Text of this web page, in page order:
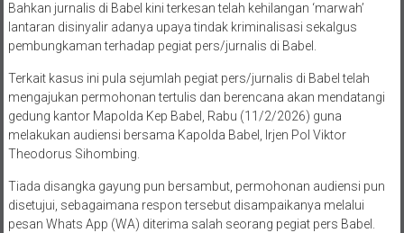
Bahkan jurnalis di Babel kini terkesan telah kehilangan ‘marwah’
lantaran disinyalir adanya upaya tindak kriminalisasi sekalgus
pembungkaman terhadap pegiat pers/jurnalis di Babel.
Terkait kasus ini pula sejumlah pegiat pers/jurnalis di Babel telah
mengajukan permohonan tertulis dan berencana akan mendatangi
gedung kantor Mapolda Kep Babel, Rabu (11/2/2026) guna
melakukan audiensi bersama Kapolda Babel, Irjen Pol Viktor
Theodorus Sihombing.
Tiada disangka gayung pun bersambut, permohonan audiensi pun
disetujui, sebagaimana respon tersebut disampaikanya melalui
pesan Whats App (WA) diterima salah seorang pegiat pers Babel.